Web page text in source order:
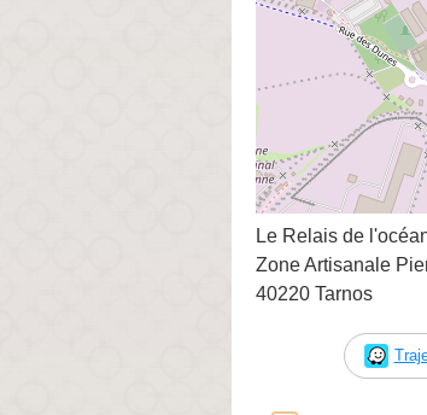
Le Relais de
Zone Artisanale
40220 Tarnos